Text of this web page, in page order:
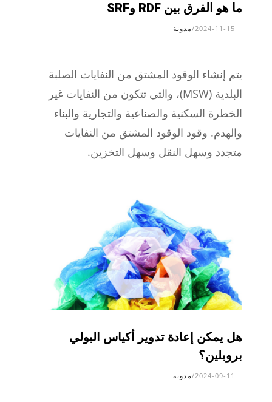
ما هو الفرق بين RDF وSRF
2024-11-15
/مدونة
يتم إنشاء الوقود المشتق من النفايات الصلبة
البلدية (MSW)، والتي تتكون من النفايات غير
الخطرة السكنية والصناعية والتجارية والبناء
والهدم. وقود الوقود المشتق من النفايات
متجدد وسهل النقل وسهل التخزين.
هل يمكن إعادة تدوير أكياس البولي
بروبلين؟
2024-09-11
/مدونة